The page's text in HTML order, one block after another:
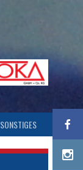
SONSTIGES